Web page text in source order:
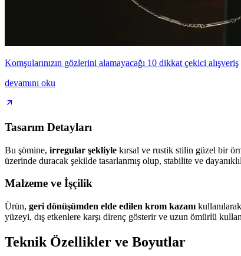
Komşularınızın gözlerini alamayacağı 10 dikkat çekici alışveriş
devamını oku
Tasarım Detayları
Bu şömine, irregular şekliyle kırsal ve rustik stilin güzel bir
üzerinde duracak şekilde tasarlanmış olup, stabilite ve
Malzeme ve İşçilik
Ürün, geri dönüşümden elde edilen krom kazanı
yüzeyi, dış etkenlere karşı direnç gösterir ve uzun ömürlü
Teknik Özellikler ve Boyutlar